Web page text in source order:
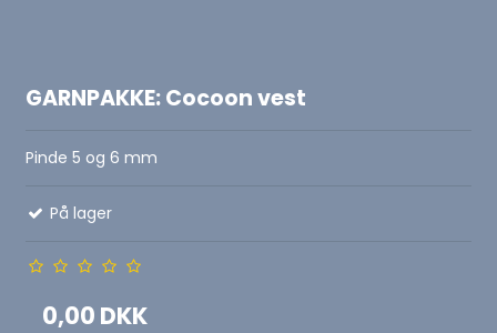
GARNPAKKE: Cocoon vest
Pinde 5 og 6 mm
På lager
0,00 DKK